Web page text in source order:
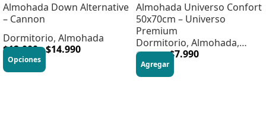
Almohada Down Alternative
– Cannon
Dormitorio, Almohada
$12.000-$14.990
Opciones
Almohada Universo Confort
50x70cm – Universo
Premium
Dormitorio, Almohada,
HOME DORMITORIO
$24.990 $7.990
Agregar